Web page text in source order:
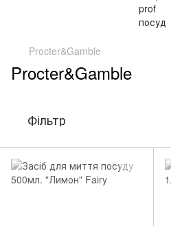
Procter&Gamble
Procter&Gamble
Фільтр